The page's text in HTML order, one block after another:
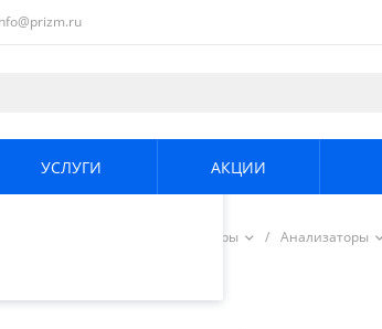
и
Продолжая
использования.
.
УСЛУГИ АКЦИИ
Радиоизмерительные приборы / Анализаторы